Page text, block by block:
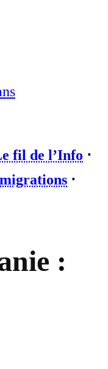
fil de l’Info ⋅
⋅
: